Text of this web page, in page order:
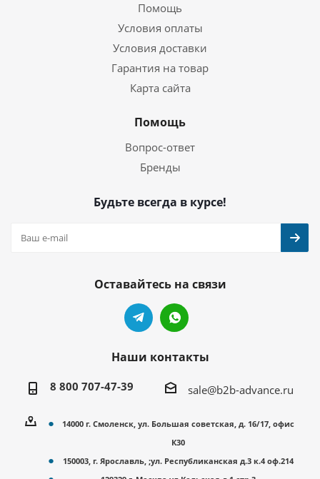
Помощь
Условия оплаты
Условия доставки
Гарантия на товар
Карта сайта
Помощь
Вопрос-ответ
Бренды
Будьте всегда в курсе!
Оставайтесь на связи
Наши контакты
8 800 707-47-39 sale@b2b-advance.ru
14000 г. Смоленск, ул. Большая советская, д. 16/17, офис
К30
150003, г. Ярославль, ;ул. Республиканская д.3 к.4 оф.214